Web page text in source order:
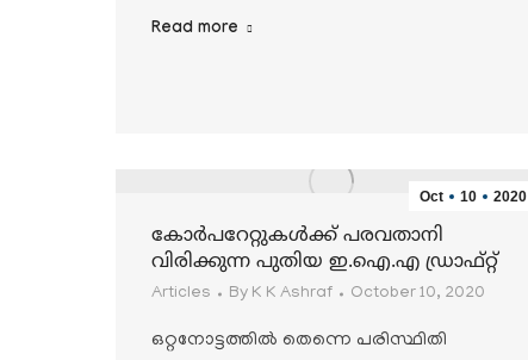
Read more
Oct 10 2020
കോര്‍പറേറ്റുകള്‍ക്ക് പരവതാനി
വിരിക്കുന്ന പുതിയ ഇ.ഐ.എ ഡ്രാഫ്റ്റ്
Articles By K K Ashraf October 10, 2020
ഒറ്റനോട്ടത്തില്‍ തെന്നെ പരിസ്ഥിതി